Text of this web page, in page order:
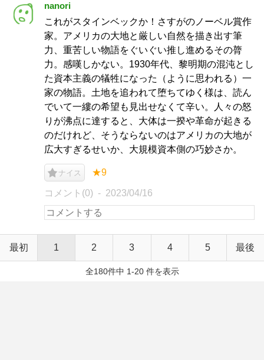
nanori
これがスタインベックか！さすがのノーベル賞作
家。アメリカの大地と厳しい自然を描き出す筆
力、重苦しい物語をぐいぐい推し進めるその膂
力。感嘆しかない。1930年代、黎明期の混沌とし
た資本主義の犠牲になった（ように思われる）一
家の物語。土地を追われて堕ちてゆく様は、読ん
でいて一縷の希望も見出せなくて辛い。人々の怒
りが沸点に達すると、大体は一揆や革命が起きる
のだけれど、そうならないのはアメリカの大地が
広大すぎるせいか、大規模資本側の巧妙さか。
ナイス ★9
コメント(0) 2023/04/16
最初 1 2 3 4 5 最後
全180件中 1-20 件を表示